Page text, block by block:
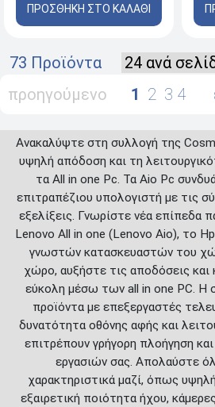
ΠΡΟΣΘΗΚΗ ΣΤΟ ΚΑΛΑΘΙ
73 Προϊόντα
προηγούμενο
1 2 3 4
Ανακαλύψτε στη συλλογή της
υψηλή απόδοση και τη
τα All in one Pc. Τα Aio Pc
επιτραπέζιου υπολογιστή με τις
εξελίξεις. Γνωρίστε νέα επίπεδα
Lenovo All in one (Lenovo Aio), το
γνωστών κατασκευαστών του
χώρο, αυξήστε τις αποδόσεις
εύκολη μέσω των all in one PC. Η
προϊόντα με επεξεργαστές
δυνατότητα οθόνης αφής και
επιτρέπουν γρήγορη πλοήγηση
εργασιών σας. Απολαύστε
χαρακτηριστικά μαζί, όπως
εξαιρετική ποιότητα ήχου,